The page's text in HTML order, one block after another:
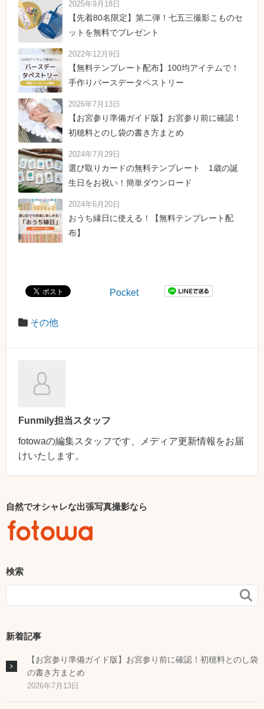
2025年9月18日
【先着80名限定】第二弾！七五三撮影こものセ
ットを無料でプレゼント
2022年12月9日
【無料テンプレート配布】100均アイテムで！
手作りバースデータペストリー
2026年7月13日
【お宮参り準備ガイド版】お宮参り前に確認！
初穂料とのし袋の書き方まとめ
2024年7月29日
選び取りカードの無料テンプレート 1歳の誕
生日をお祝い！簡単ダウンロード
2024年6月20日
おうち縁日に使える！【無料テンプレート配
布】
Pocket
その他
Funmily担当スタッフ
fotowaの編集スタッフです、メディア更新情報をお届
けいたします。
自然でオシャレな出張写真撮影なら
検索

新着記事
【お宮参り準備ガイド版】お宮参り前に確認！初穂料とのし袋
の書き方まとめ
2026年7月13日